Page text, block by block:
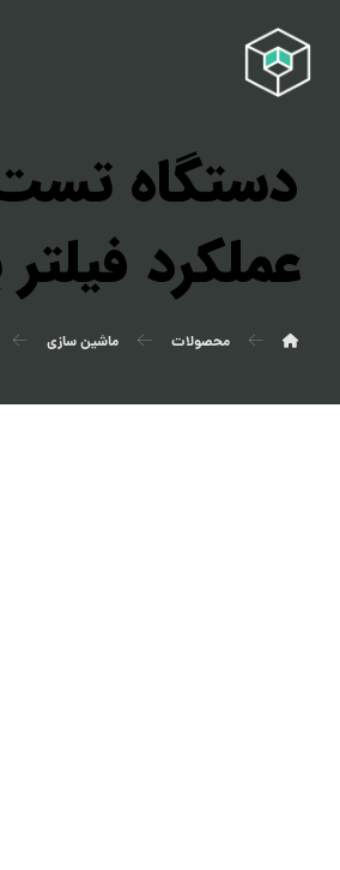
دستگاه
عملکرد
محصولات ماشین سازی